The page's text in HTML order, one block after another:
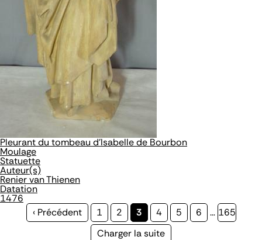
Pleurant du tombeau d'Isabelle de Bourbon
Moulage
Statuette
Auteur(s)
Renier van Thienen
Datation
1476
Page
‹ Précédent Page
1 Page
2
Page
courante
3 Page
4 Page
5 Page
6 … Page
165
Page
Charger la suite